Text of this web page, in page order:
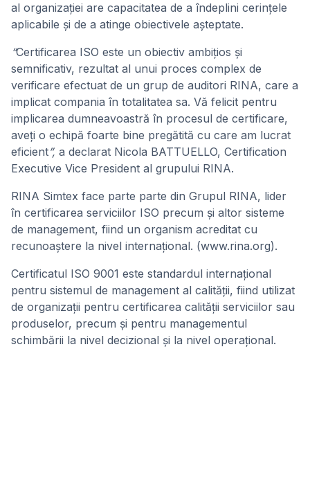
al organizației are capacitatea de a îndeplini cerințele
aplicabile și de a atinge obiectivele așteptate.
“Certificarea ISO este un obiectiv ambițios și
semnificativ, rezultat al unui proces complex de
verificare efectuat de un grup de auditori RINA, care a
implicat compania în totalitatea sa. Vă felicit pentru
implicarea dumneavoastră în procesul de certificare,
aveți o echipă foarte bine pregătită cu care am lucrat
eficient”, a declarat Nicola BATTUELLO, Certification
Executive Vice President al grupului RINA.
RINA Simtex face parte parte din Grupul RINA, lider
în certificarea serviciilor ISO precum și altor sisteme
de management, fiind un organism acreditat cu
recunoaștere la nivel internațional. (www.rina.org).
Certificatul ISO 9001 este standardul internațional
pentru sistemul de management al calității, fiind utilizat
de organizații pentru certificarea calității serviciilor sau
produselor, precum și pentru managementul
schimbării la nivel decizional și la nivel operațional.